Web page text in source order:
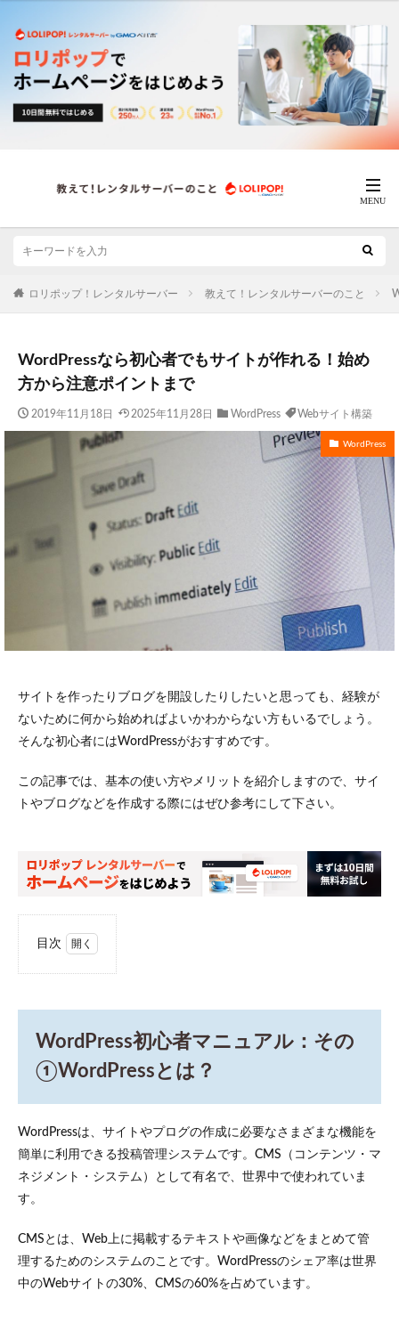
ロリポップ！レンタルサーバー 教えて！レンタルサーバーのこと
WordPressなら初心者でもサイトが作れる！始め
方から注意ポイントまで
2019年11月18日 2025年11月28日 WordPress Webサイト構築
WordPress
サイトを作ったりブログを開設したりしたいと思っても、経験が
ないために何から始めればよいかわからない方もいるでしょう。
そんな初心者にはWordPressがおすすめです。
この記事では、基本の使い方やメリットを紹介しますので、サイ
トやブログなどを作成する際にはぜひ参考にして下さい。
目次
①WordPress
とは？
2
ニュア
の②機能
の特徴と
管理
や編
集が
簡単
WordPress初心者マニュアル：その
①WordPressとは？
WordPressは、サイトやプログの作成に必要なさまざまな機能を
簡単に利用できる投稿管理システムです。CMS（コンテンツ・マ
ネジメント・システム）として有名で、世界中で使われていま
す。
CMSとは、Web上に掲載するテキストや画像などをまとめて管
理するためのシステムのことです。WordPressのシェア率は世界
中のWebサイトの30%、CMSの60%を占めています。